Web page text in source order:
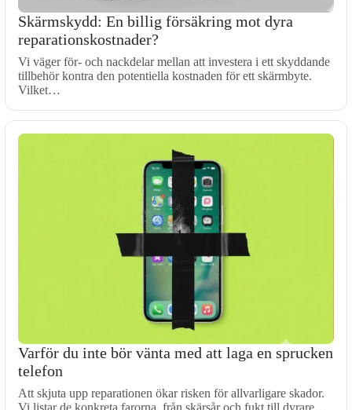
Skärmskydd: En billig försäkring mot dyra
reparationskostnader?
Vi väger för- och nackdelar mellan att investera i ett skyddande
tillbehör kontra den potentiella kostnaden för ett skärmbyte.
Vilket…
Varför du inte bör vänta med att laga en sprucken
telefon
Att skjuta upp reparationen ökar risken för allvarligare skador.
Vi listar de konkreta farorna, från skärsår och fukt till dyrare…